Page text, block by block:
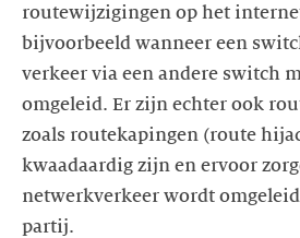
routewijzigingen op het
bijvoorbeeld wanneer een
verkeer via een andere switch
omgeleid. Er zijn echter ook
zoals routekapingen (route
kwaadaardig zijn en ervoor
netwerkverkeer wordt
partij.